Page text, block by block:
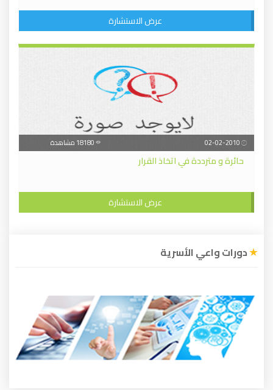
عرض الاستشارة
حائرة و مترددة في اتخاذ القرار
عرض الاستشارة
دورات واعي الأسرية